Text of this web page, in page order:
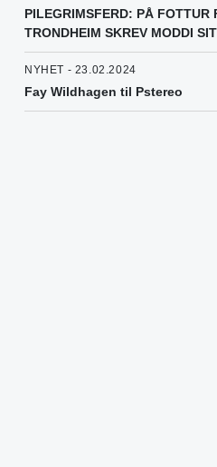
PILEGRIMSFERD: PÅ FOTTUR
TRONDHEIM SKREV MODDI
NYHET - 23.02.2024
Fay Wildhagen til Pstereo